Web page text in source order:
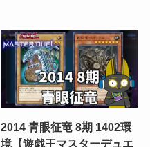
2014 青眼征竜 8期 1402環
境【遊戯王マスターデュエ